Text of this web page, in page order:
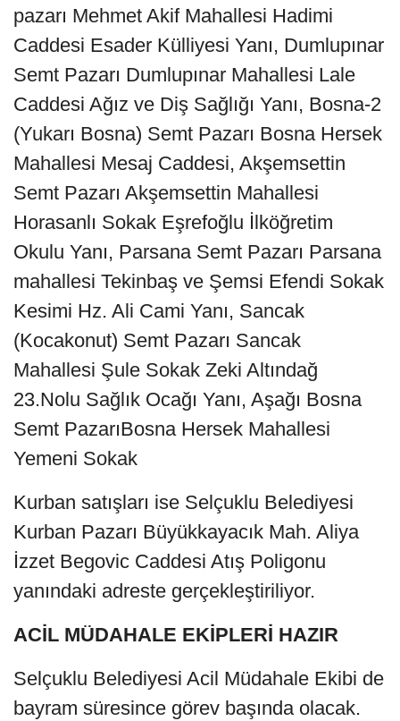
pazarı Mehmet Akif Mahallesi Hadimi
Caddesi Esader Külliyesi Yanı, Dumlupınar
Semt Pazarı Dumlupınar Mahallesi Lale
Caddesi Ağız ve Diş Sağlığı Yanı, Bosna-2
(Yukarı Bosna) Semt Pazarı Bosna Hersek
Mahallesi Mesaj Caddesi, Akşemsettin
Semt Pazarı Akşemsettin Mahallesi
Horasanlı Sokak Eşrefoğlu İlköğretim
Okulu Yanı, Parsana Semt Pazarı Parsana
mahallesi Tekinbaş ve Şemsi Efendi Sokak
Kesimi Hz. Ali Cami Yanı, Sancak
(Kocakonut) Semt Pazarı Sancak
Mahallesi Şule Sokak Zeki Altındağ
23.Nolu Sağlık Ocağı Yanı, Aşağı Bosna
Semt PazarıBosna Hersek Mahallesi
Yemeni Sokak
Kurban satışları ise Selçuklu Belediyesi
Kurban Pazarı Büyükkayacık Mah. Aliya
İzzet Begovic Caddesi Atış Poligonu
yanındaki adreste gerçekleştiriliyor.
ACİL MÜDAHALE EKİPLERİ HAZIR
Selçuklu Belediyesi Acil Müdahale Ekibi de
bayram süresince görev başında olacak.